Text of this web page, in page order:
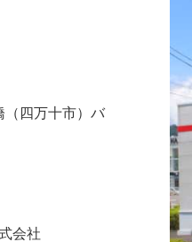
（四万十市）バ
会社